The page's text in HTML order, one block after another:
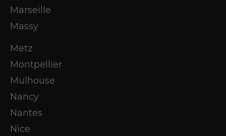
Marseille
Massy
Metz
Montpellier
Mulhouse
Nancy
Nantes
Nice